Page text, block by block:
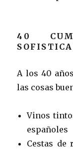
40
A los 40
las cosas
Vinos
españoles
Cestas de